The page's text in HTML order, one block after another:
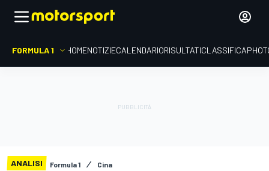
FORMULA 1 HOMENOTIZIECALENDARIORISULTATICLASSIFICA
ANALISI Formula 1 Cina